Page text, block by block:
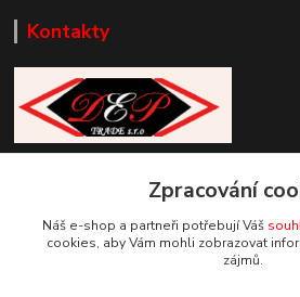
Kontakty
+420 777 085 857
info@deptrade.cz
Zpracování
Náš e-shop a partneři potřebují Váš
cookies, aby Vám mohli zobrazovat
zájmů.